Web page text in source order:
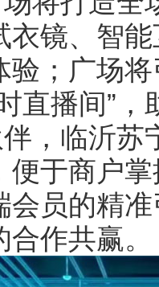
衣镜、智
验；广场
直播间”
临沂苏
便于商户
会员的精
作共赢。